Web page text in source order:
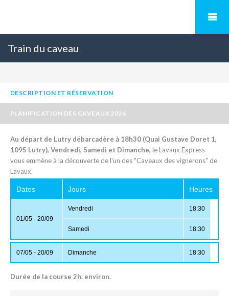
Train du caveau
DESCRIPTION ET RÉSERVATION
PLANIFICATION DES CAVEAUX 2026
Au départ de Lutry débarcadère à 18h30 (Quai Gustave Doret 1,
1095 Lutry), Vendredi, Samedi et Dimanche, le Lavaux Express
vous emmène à la découverte de l'un des "Caveaux des vignerons" de
Lavaux.
Dates Jours Heures
01/05 - 20/09
Vendredi 18:30
Samedi 18:30
Dates Jours Heures
07/05 - 20/09 Dimanche 18:30
Durée de la course 2h. environ.